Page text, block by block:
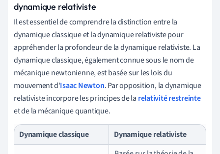
dynamique relativiste
Il est essentiel de comprendre la distinction entre la
dynamique classique et la dynamique relativiste pour
appréhender la profondeur de la dynamique relativiste. La
dynamique classique, également connue sous le nom de
mécanique newtonienne, est basée sur les lois du
mouvement d'Isaac Newton. Par opposition, la dynamique
relativiste incorpore les principes de la relativité restreinte
et de la mécanique quantique.
Dynamique classique
Dynamique relativiste